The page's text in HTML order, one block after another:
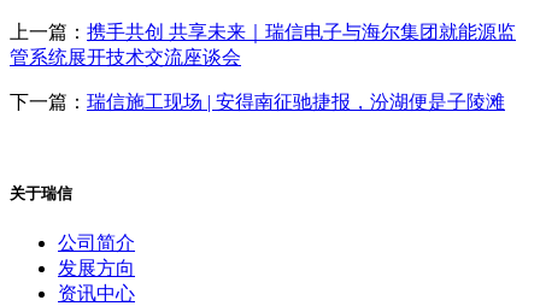
上一篇： 携手共创 共享未来｜瑞信电子与海尔集团就能源监
管系统展开技术交流座谈会
下一篇： 瑞信施工现场 | 安得南征驰捷报，汾湖便是子陵滩
关于瑞信
公司简介
发展方向
资讯中心